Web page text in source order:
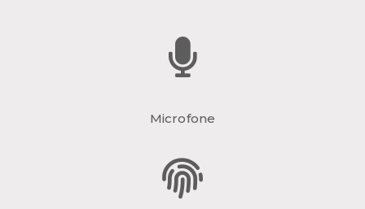
Microfone